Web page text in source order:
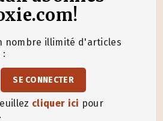
nombre illimité d'articles
:
SE CONNECTER
cliquer ici pour